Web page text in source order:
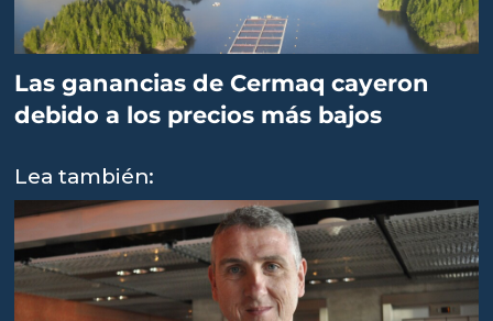
Las ganancias de Cermaq cayeron
debido a los precios más bajos
Lea también: